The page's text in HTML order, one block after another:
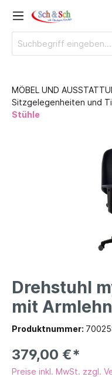
MÖBEL UND
Sitzgelegenheiten und
Stühle
Drehstuhl
mit
Produktnummer:
379,00 €*
Preise inkl. MwSt. zzgl.